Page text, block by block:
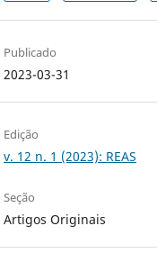
Publicado
2023-03-31
Edição
v. 12 n. 1 (2023): REAS
Seção
Artigos Originais